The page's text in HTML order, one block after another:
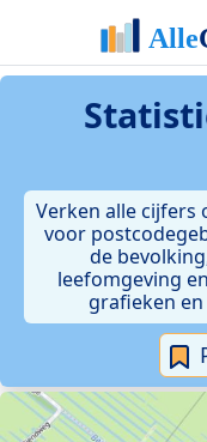
Verken alle cijfers
voor
de
leefomgeving
grafieken